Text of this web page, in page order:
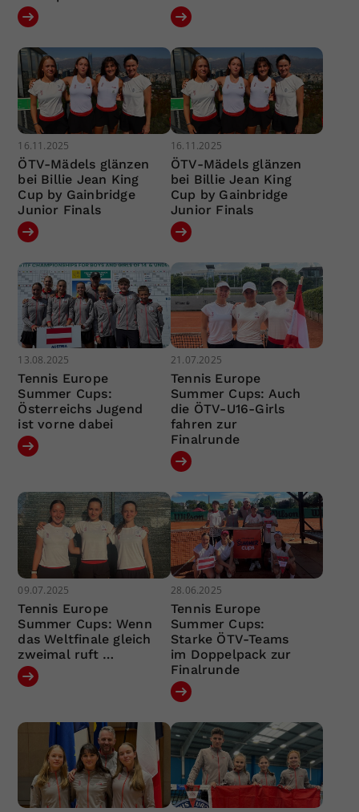
16.11.2025
ÖTV-Mädels glänzen
bei Billie Jean King
Cup by Gainbridge
Junior Finals
16.11.2025
ÖTV-Mädels glänzen
bei Billie Jean King
Cup by Gainbridge
Junior Finals
13.08.2025
Tennis Europe
Summer Cups:
Österreichs Jugend
ist vorne dabei
21.07.2025
Tennis Europe
Summer Cups: Auch
die ÖTV-U16-Girls
fahren zur
Finalrunde
09.07.2025
Tennis Europe
Summer Cups: Wenn
das Weltfinale gleich
zweimal ruft …
28.06.2025
Tennis Europe
Summer Cups:
Starke ÖTV-Teams
im Doppelpack zur
Finalrunde